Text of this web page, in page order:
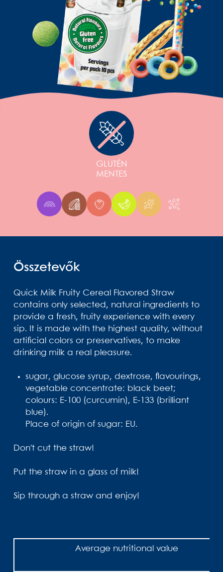
GLUTÉN
MENTES
Összetevők
Quick Milk Fruity Cereal Flavored Straw
contains only selected, natural ingredients to
provide a fresh, fruity experience with every
sip. It is made with the highest quality, without
artificial colors or preservatives, to make
drinking milk a real pleasure.
sugar, glucose syrup, dextrose, flavourings,
vegetable concentrate: black beet;
colours: E-100 (curcumin), E-133 (brilliant
blue).
Place of origin of sugar: EU.
Don't cut the straw!
Put the straw in a glass of milk!
Sip through a straw and enjoy!
Average nutritional value